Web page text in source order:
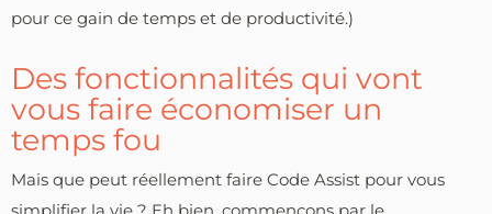
pour ce gain de temps et de productivité.)
Des fonctionnalités qui vont
vous faire économiser un
temps fou
Mais que peut réellement faire Code Assist pour vous